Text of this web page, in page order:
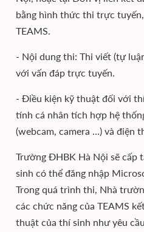
bằng hình thức thi trực
TEAMS.
- Nội dung thi: Thi viết (tự
với vấn đáp trực tuyến.
- Điều kiện kỹ thuật đối với
tính cá nhân tích hợp hệ
(webcam, camera …) và điện
Trường ĐHBK Hà Nội sẽ cấp
sinh có thể đăng nhập
Trong quá trình thi, Nhà
các chức năng của TEAMS
thuật của thí sinh như yêu